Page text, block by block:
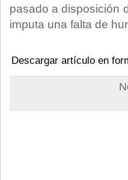
pasado a disposición
imputa una falta de
Descargar artículo en